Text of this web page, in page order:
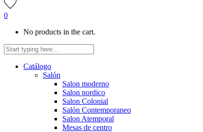
0
No products in the cart.
Catálogo
Salón
Salon moderno
Salon nordico
Salon Colonial
Salón Contemporaneo
Salon Atemporal
Mesas de centro